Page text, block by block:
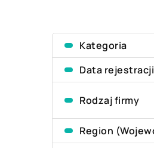
Kategoria
Data
Rodzaj firmy
Region